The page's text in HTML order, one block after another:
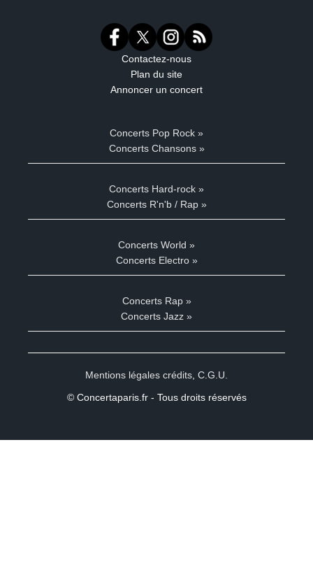
Contactez-nous
Plan du site
Annoncer un concert
Concerts Pop Rock »
Concerts Chansons »
Concerts Hard-rock »
Concerts R'n'b / Rap »
Concerts World »
Concerts Electro »
Concerts Rap »
Concerts Jazz »
Mentions légales crédits C.G.U.
© Concertaparis.fr - Tous droits réservés